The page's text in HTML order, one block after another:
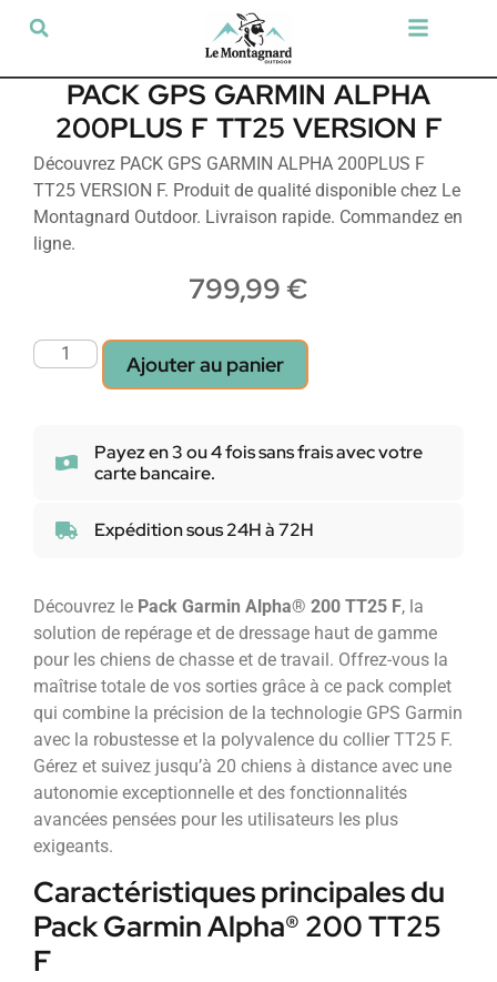
PACK GPS GARMIN ALPHA
200PLUS F TT25 VERSION F
Découvrez PACK GPS GARMIN ALPHA 200PLUS F
TT25 VERSION F. Produit de qualité disponible chez Le
Montagnard Outdoor. Livraison rapide. Commandez en
ligne.
799,99 €
Ajouter au panier
Payez en 3 ou 4 fois sans frais avec votre
carte bancaire.
Expédition sous 24H à 72H
Découvrez le Pack Garmin Alpha® 200 TT25 F, la
solution de repérage et de dressage haut de gamme
pour les chiens de chasse et de travail. Offrez-vous la
maîtrise totale de vos sorties grâce à ce pack complet
qui combine la précision de la technologie GPS Garmin
avec la robustesse et la polyvalence du collier TT25 F.
Gérez et suivez jusqu’à 20 chiens à distance avec une
autonomie exceptionnelle et des fonctionnalités
avancées pensées pour les utilisateurs les plus
exigeants.
Caractéristiques principales du
Pack Garmin Alpha® 200 TT25
F